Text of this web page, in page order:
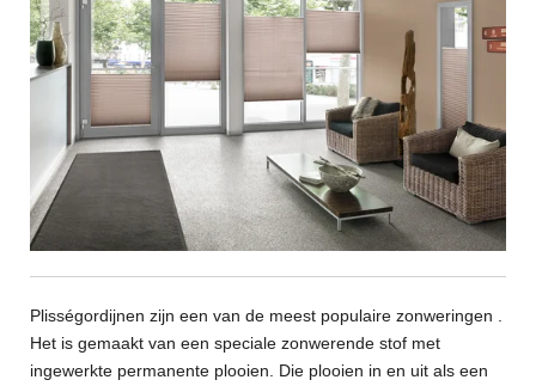
Plisségordijnen zijn een van de meest populaire zonweringen .
Het is gemaakt van een speciale zonwerende stof met
ingewerkte permanente plooien. Die plooien in en uit als een